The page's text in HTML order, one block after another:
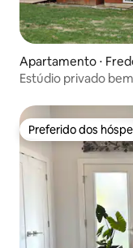
Apartamento ⋅
Estúdio privado
Preferido dos
Preferido dos